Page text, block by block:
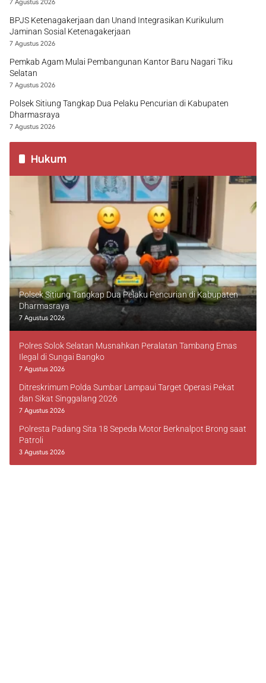
BPJS Ketenagakerjaan dan Unand Integrasikan Kurikulum
Jaminan Sosial Ketenagakerjaan
7 Agustus 2026
Pemkab Agam Mulai Pembangunan Kantor Baru Nagari Tiku
Selatan
7 Agustus 2026
Polsek Sitiung Tangkap Dua Pelaku Pencurian di Kabupaten
Dharmasraya
7 Agustus 2026
Hukum
Polsek Sitiung Tangkap Dua Pelaku Pencurian di Kabupaten
Dharmasraya
7 Agustus 2026
Polres Solok Selatan Musnahkan Peralatan Tambang Emas
Ilegal di Sungai Bangko
7 Agustus 2026
Ditreskrimum Polda Sumbar Lampaui Target Operasi Pekat
dan Sikat Singgalang 2026
7 Agustus 2026
Polresta Padang Sita 18 Sepeda Motor Berknalpot Brong saat
Patroli
3 Agustus 2026